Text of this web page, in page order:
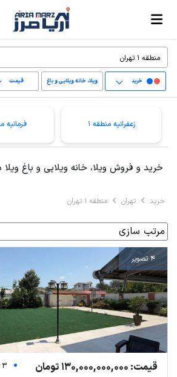
خرید ویلا، خانه ویلایی و باغ
ویلا
قیمت
زعفرانیه منطقه 1 فرمانیه
خرید و فروش ویلا، خانه ویلایی و باغ ویلا در
خرید تهران منطقه 1 تهران
4 تصویر
قیمت: 130,000,000,000 تومان
3 خواب